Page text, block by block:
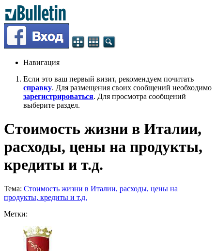
Навигация
Если это ваш первый визит, рекомендуем почитать
справку. Для размещения своих сообщений необходимо
зарегистрироваться. Для просмотра сообщений
выберите раздел.
Стоимость жизни в Италии,
расходы, цены на продукты,
кредиты и т.д.
Тема: Стоимость жизни в Италии, расходы, цены на
продукты, кредиты и т.д.
Метки: